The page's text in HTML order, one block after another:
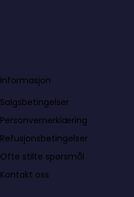
Informasjon
Salgsbetingelser
Personvernerklæring
Refusjonsbetingelser
Ofte stilte spørsmål
Kontakt oss